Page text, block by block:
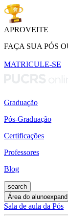
APROVEITE
FAÇA SUA PÓS
MATRICULE-SE
Graduação
Pós-Graduação
Certificações
Professores
Blog
search
Área do aluno
Sala de aula da Pós